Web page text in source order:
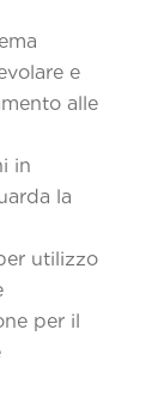
e
alle
in
la
utilizzo
per il